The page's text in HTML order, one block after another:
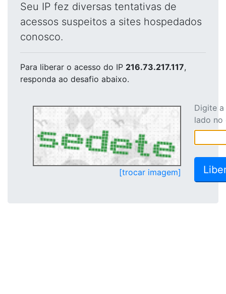
Seu IP fez diversas tentativas de
acessos suspeitos a sites hospedados
conosco.
Para liberar o acesso do IP 216.73.217.117,
responda ao desafio abaixo.
[trocar imagem]
Digite
lado no